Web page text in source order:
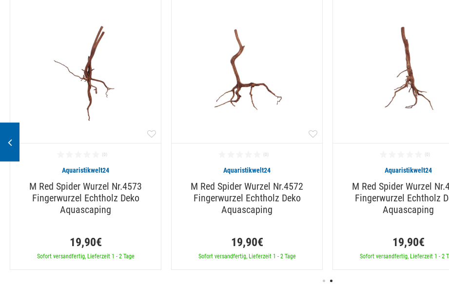
Aquaristikwelt24
M Red Spider Wurzel Nr.4573
Fingerwurzel Echtholz Deko
Aquascaping
19,90€
Sofort versandfertig, Lieferzeit 1 - 2 Tage
Aquaristikwelt24
M Red Spider Wurzel Nr.4572
Fingerwurzel Echtholz Deko
Aquascaping
19,90€
Sofort versandfertig, Lieferzeit 1 - 2 Tage
Aquaristikwelt24
M Red Spider Wurzel
Fingerwurzel Echtholz
Aquascaping
19,90€
Sofort versandfertig, Lieferzeit 1 - 2